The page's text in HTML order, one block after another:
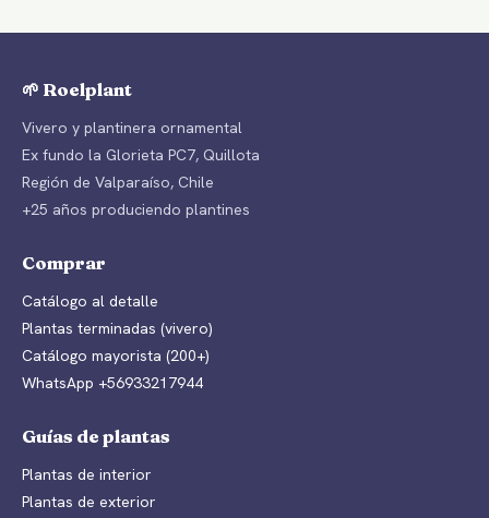
🌱 Roelplant
Vivero y plantinera ornamental
Ex fundo la Glorieta PC7, Quillota
Región de Valparaíso, Chile
+25 años produciendo plantines
Comprar
Catálogo al detalle
Plantas terminadas (vivero)
Catálogo mayorista (200+)
WhatsApp +56933217944
Guías de plantas
Plantas de interior
Plantas de exterior